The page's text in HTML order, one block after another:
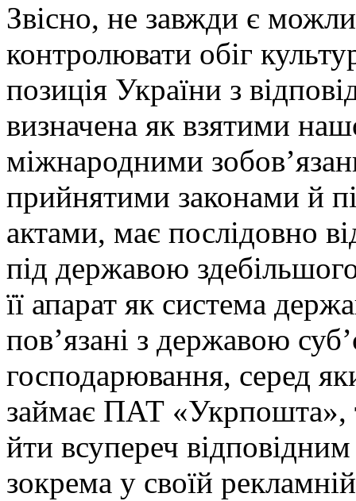
Звісно, не завжди є
контролювати обіг
позиція України з
визначена як взятими
міжнародними
прийнятими законами й
актами, має послідовно
під державою
її апарат як система
пов’язані з державою
господарювання, серед
займає ПАТ «Укрпошта»,
йти всупереч
зокрема у своїй